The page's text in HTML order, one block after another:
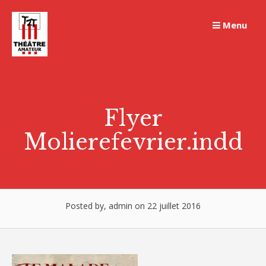
content
Menu
Flyer
Molierefevrier.indd
Posted by, admin on 22 juillet 2016